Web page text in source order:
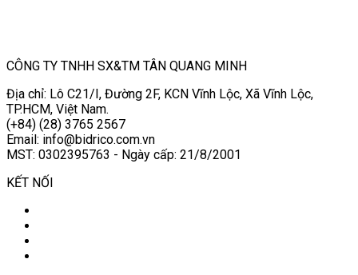
CÔNG TY TNHH SX&TM TÂN QUANG MINH
Địa chỉ: Lô C21/I, Đường 2F, KCN Vĩnh Lộc, Xã Vĩnh Lộc,
TP.HCM, Việt Nam.
(+84) (28) 3765 2567
Email: info@bidrico.com.vn
MST: 0302395763 - Ngày cấp: 21/8/2001
KẾT NỐI